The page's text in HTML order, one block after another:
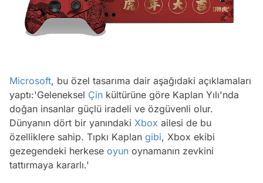
Microsoft, bu özel tasarıma dair aşağıdaki açıklamaları
yaptı:'Geleneksel Çin kültürüne göre Kaplan Yılı'nda
doğan insanlar güçlü iradeli ve özgüvenli olur.
Dünyanın dört bir yanındaki Xbox ailesi de bu
özelliklere sahip. Tıpkı Kaplan gibi, Xbox ekibi
gezegendeki herkese oyun oynamanın zevkini
tattırmaya kararlı.'